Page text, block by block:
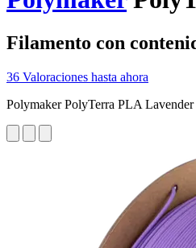
Filamento con
36 Valoraciones hasta ahora
Polymaker PolyTerra PLA Lavender